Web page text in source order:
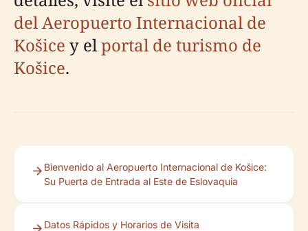
del Aeropuerto Internacional de
Košice y elportal de turismo de
Košice.
Bienvenido al Aeropuerto Internacional de Košice:
Su Puerta de Entrada al Este de Eslovaquia
Datos Rápidos y Horarios de Visita